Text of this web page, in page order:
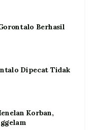
Berhasil
Dipecat Tidak
Korban,